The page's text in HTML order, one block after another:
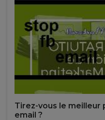
Tirez-vous le
email ?